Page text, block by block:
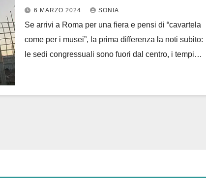
l’Anno
6 MARZO 2024 SONIA
Se arrivi a Roma per una fiera e pensi di “cavartela
come per i musei”, la prima differenza la noti subito:
le sedi congressuali sono fuori dal centro, i tempi…